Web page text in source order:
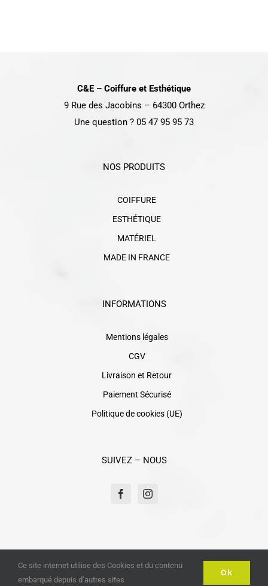
C&E – Coiffure et Esthétique
9 Rue des Jacobins – 64300 Orthez
Une question ? 05 47 95 95 73
NOS PRODUITS
COIFFURE
ESTHÉTIQUE
MATÉRIEL
MADE IN FRANCE
INFORMATIONS
Mentions légales
CGV
Livraison et Retour
Paiement Sécurisé
Politique de cookies (UE)
SUIVEZ – NOUS
Un site réalisé parInovesign 2026 |www.coiffure-
Esthétique64.com| Tous Droits Reservés © Copyright
Ce site internet utilise des Cookies et du contenu
embarqué depuis d’autres sites
Ok